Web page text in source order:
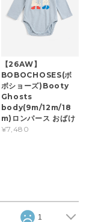
【26AW】
BOBOCHOSES(ボ
ボショーズ)Booty
Ghosts
body(9m/12m/18
m)ロンパース おばけ
¥7,480
1